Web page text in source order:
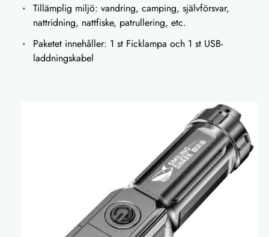
Tillämplig miljö: vandring, camping, självförsvar,
nattridning, nattfiske, patrullering, etc.
Paketet innehåller: 1 st Ficklampa och 1 st USB-
laddningskabel